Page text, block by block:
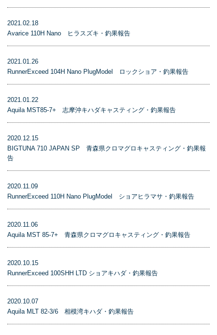
2021.02.18
Avarice 110H Nano ヒラスズキ・釣果報告
2021.01.26
RunnerExceed 104H Nano PlugModel ロックショア・釣果報告
2021.01.22
Aquila MST85-7+ 志摩沖キハダキャスティング・釣果報告
2020.12.15
BIGTUNA 710 JAPAN SP 青森県クロマグロキャスティング・釣果報
告
2020.11.09
RunnerExceed 110H Nano PlugModel ショアヒラマサ・釣果報告
2020.11.06
Aquila MST 85-7+ 青森県クロマグロキャスティング・釣果報告
2020.10.15
RunnerExceed 100SHH LTD ショアキハダ・釣果報告
2020.10.07
Aquila MLT 82-3/6 相模湾キハダ・釣果報告